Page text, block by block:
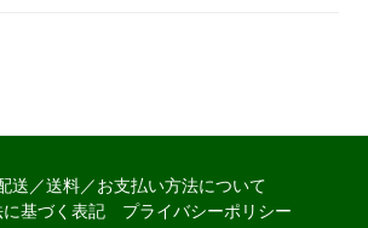
送／送料／お支払い方法について
基づく表記
プライバシーポリシー